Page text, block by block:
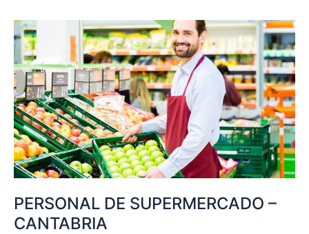
PERSONAL DE SUPERMERCADO –
CANTABRIA
PERSONAL
DE
SUPERMERCADO
–
CANTABRIA